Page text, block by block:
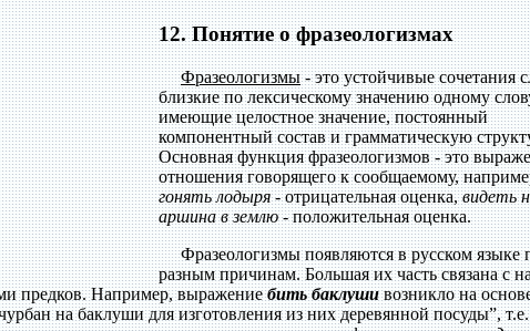
12. Понятие о фразеологизмах
Фразеологизмы- это устойчивые сочетания
близкие по лексическому значению одному
имеющие целостное значение, постоянный
компонентный состав и грамматическую
Основная функция фразеологизмов - это
отношения говорящего к сообщаемому,
гонять лодыря- отрицательная оценка,видеть
аршина в землю- положительная оценка.
Фразеологизмы появляются в русском языке
разным причинам. Большая их часть связана с
предков. Например, выражениебить баклушивозникло на
на баклуши для изготовления из них деревянной посуды”, т.е.